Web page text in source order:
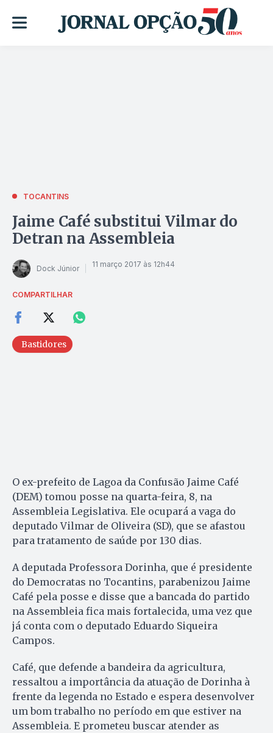
TOCANTINS
Jaime Café substitui Vilmar do
Detran na Assembleia
Dock Júnior 11 março 2017 às 12h44
COMPARTILHAR
Bastidores
O ex-prefeito de Lagoa da Confusão Jaime Café
(DEM) tomou posse na quarta-feira, 8, na
Assembleia Legislativa. Ele ocupará a vaga do
deputado Vilmar de Oliveira (SD), que se afastou
para tratamento de saúde por 130 dias.
A deputada Professora Dorinha, que é presidente
do Democratas no Tocantins, parabenizou Jaime
Café pela posse e disse que a bancada do partido
na Assembleia fica mais fortalecida, uma vez que
já conta com o deputado Eduardo Siqueira
Campos.
Café, que defende a bandeira da agricultura,
ressaltou a importância da atuação de Dorinha à
frente da legenda no Estado e espera desenvolver
um bom trabalho no período em que estiver na
Assembleia. E prometeu buscar atender as